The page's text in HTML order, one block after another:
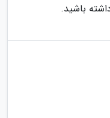
باشید.